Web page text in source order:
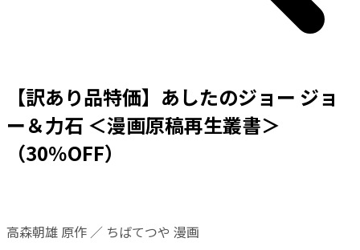
【訳あり品特価】あしたのジョー ジョ
ー＆力石 ＜漫画原稿再生叢書＞
（30％OFF）
高森朝雄 原作 ／ ちばてつや 漫画